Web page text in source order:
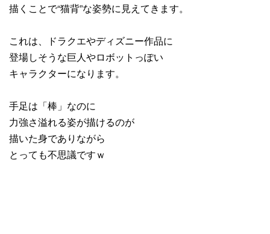
描くことで“猫背”な姿勢に見えてきます。
これは、ドラクエやディズニー作品に
登場しそうな巨人やロボットっぽい
キャラクターになります。
手足は「棒」なのに
力強さ溢れる姿が描けるのが
描いた身でありながら
とっても不思議ですｗ